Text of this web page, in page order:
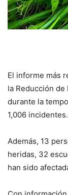
El informe más
la Reducción
durante la
1,006 incidentes.
Además, 13
heridas, 32
han sido